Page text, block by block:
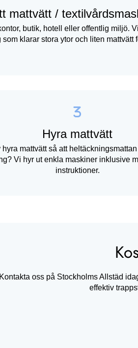
mattvätt /
butik, hotell eller offentlig miljö.
som klarar stora ytor och liten mattvätt
Hyra mattvätt
mattvätt så att
Vi hyr ut enkla maskiner inklusive
instruktioner.
Kontakta oss på Stockholms Allstäd
effektiv